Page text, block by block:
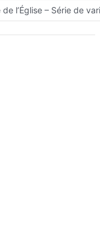
de l’Église – Série de